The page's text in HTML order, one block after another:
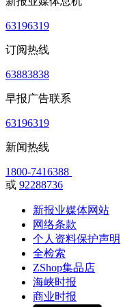
63196319
订阅热线
63883838
早报广告联系
63196319
新闻热线
1800-7416388
或 92288736
新报业媒体网站
网络条款
个人资料保护声明
全检索
ZShop集品店
海峡时报
商业时报